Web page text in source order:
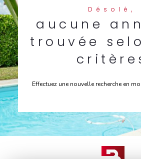
Désolé,
aucune
trouvée
Effectuez une nouvelle recherche en